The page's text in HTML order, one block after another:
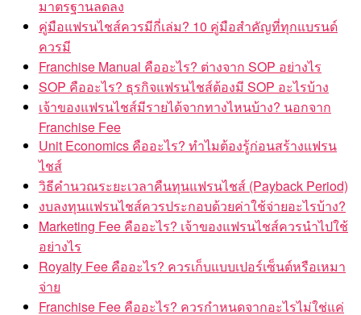
มาตรฐานลดลง
คู่มือแฟรนไชส์ควรมีกี่เล่ม? 10 คู่มือสำคัญที่ทุกแบรนด์
ควรมี
Franchise Manual คืออะไร? ต่างจาก SOP อย่างไร
SOP คืออะไร? ธุรกิจแฟรนไชส์ต้องมี SOP อะไรบ้าง
เจ้าของแฟรนไชส์มีรายได้จากทางไหนบ้าง? นอกจาก
Franchise Fee
Unit Economics คืออะไร? ทำไมต้องรู้ก่อนสร้างแฟรน
ไชส์
วิธีคำนวณระยะเวลาคืนทุนแฟรนไชส์ (Payback Period)
งบลงทุนแฟรนไชส์ควรประกอบด้วยค่าใช้จ่ายอะไรบ้าง?
Marketing Fee คืออะไร? เจ้าของแฟรนไชส์ควรนำไปใช้
อย่างไร
Royalty Fee คืออะไร? ควรเก็บแบบเปอร์เซ็นต์หรือเหมา
จ่าย
Franchise Fee คืออะไร? ควรกำหนดจากอะไรไม่ใช่แค่